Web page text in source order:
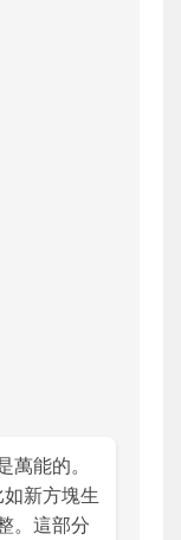
能的。
新方塊生
。這部分